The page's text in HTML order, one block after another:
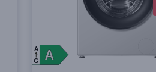
A
A
A
G